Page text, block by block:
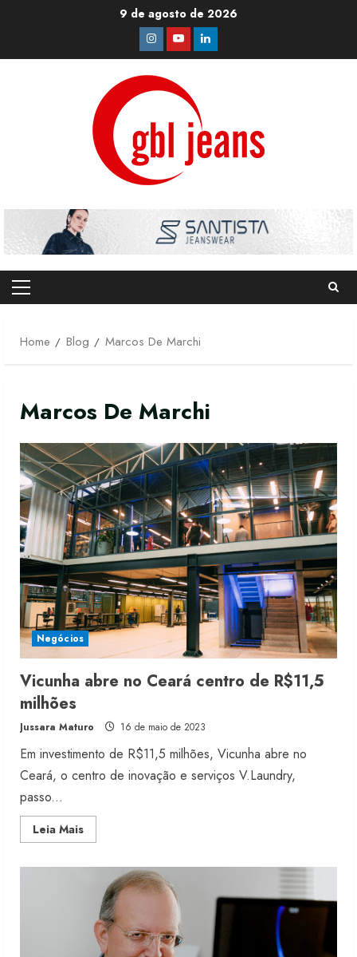
9 de agosto de 2026
Instagram
YoutubeLinkedin
Primary
Home
Blog Marcos De Marchi
Marcos De Marchi
Negócios
Vicunha abre no Ceará centro de R$11,5
milhões
Jussara Maturo 16 de maio de 2023
Em investimento de R$11,5 milhões, Vicunha abre no
Ceará, o centro de inovação e serviços V.Laundry,
passo...
Leia MaisRead
more
Ceará
centro
de
R$11,5
milhões